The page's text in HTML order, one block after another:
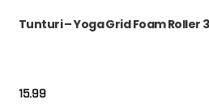
Tunturi – Yoga Grid Foam Roller
15.99